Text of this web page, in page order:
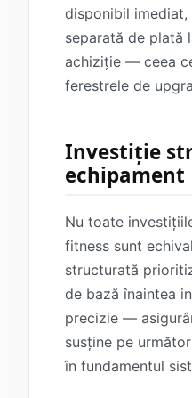
disponibil
separată de plată
achiziție — ceea
ferestrele de
Investiție
echipament
Nu toate
fitness sunt
structurată
de bază înaintea
precizie —
susține pe
în fundamentul